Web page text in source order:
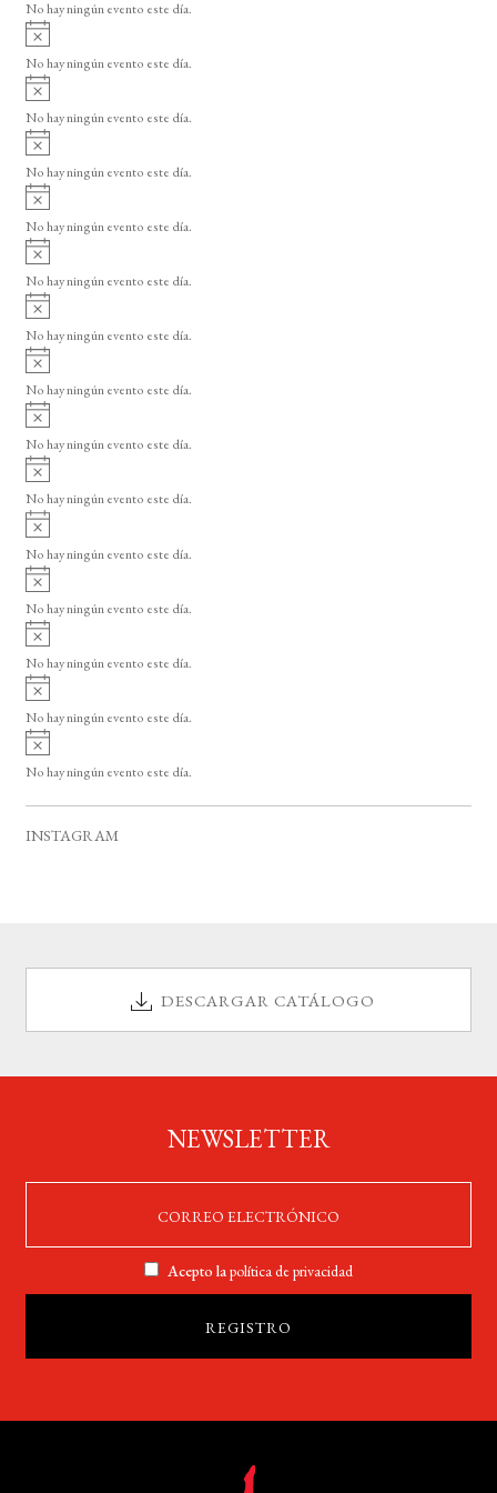
o
i
o
No hay ningún evento este día.
A
v
i
o
No hay ningún evento este día.
A
v
i
o
No hay ningún evento este día.
A
v
i
o
No hay ningún evento este día.
A
v
i
o
No hay ningún evento este día.
A
v
i
o
No hay ningún evento este día.
A
v
i
o
No hay ningún evento este día.
A
v
i
o
No hay ningún evento este día.
A
v
i
o
No hay ningún evento este día.
A
v
i
o
No hay ningún evento este día.
A
v
i
o
No hay ningún evento este día.
A
v
i
o
No hay ningún evento este día.
A
v
i
o
No hay ningún evento este día.
A
v
i
o
No hay ningún evento este día.
A
v
i
No hay ningún evento este día.
INSTAGRAM
DESCARGAR CATÁLOGO
NEWSLETTER
Acepto lapolítica de privacidad